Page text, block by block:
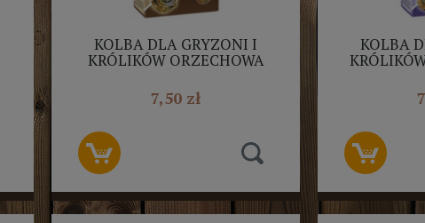
KOLBA DLA GRYZONI I
KRÓLIKÓW ORZECHOWA
7,50 zł
KOLBA